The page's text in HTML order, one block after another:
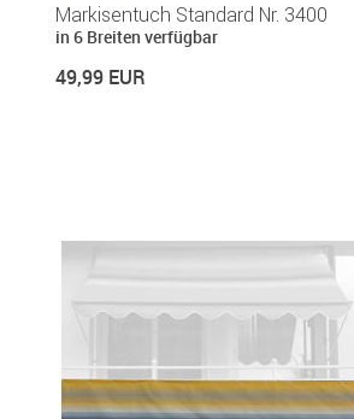
Markisentuch Standard Nr. 3400
in 6 Breiten verfügbar
49,99 EUR